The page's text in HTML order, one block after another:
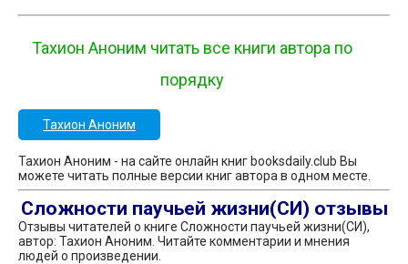
Тахион Аноним читать все книги автора по
порядку
Тахион Аноним
Тахион Аноним - на сайте онлайн книг booksdaily.club Вы
можете читать полные версии книг автора в одном месте.
Сложности паучьей жизни(СИ) отзывы
Отзывы читателей о книге Сложности паучьей жизни(СИ),
автор: Тахион Аноним. Читайте комментарии и мнения
людей о произведении.